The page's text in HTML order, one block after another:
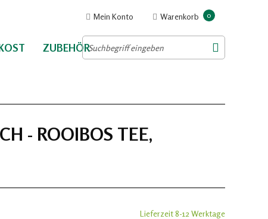
Warenkorb 0
Mein Konto
ZUBEHÖR
- ROOIBOS TEE,
Lieferzeit 8-12 Werktage